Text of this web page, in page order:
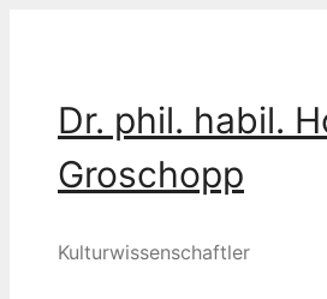
Dr. phil. habil.
Groschopp
Kulturwissenschaftler